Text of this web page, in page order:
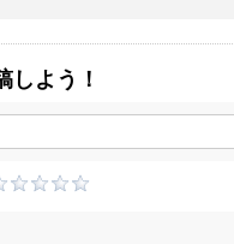
しよう！